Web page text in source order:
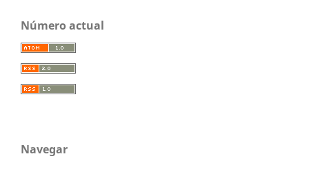
Número actual
Navegar